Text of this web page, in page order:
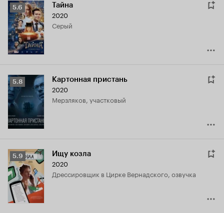
Рейтинг
Кинопоиска
5.6
5.6 Тайна
2020
Серый
Рейтинг
Кинопоиска
5.8
5.8 Картонная пристань
2020
Мерзляков, участковый
Рейтинг
Кинопоиска
5.9
5.9 Ищу козла
2020
дрессировщик в Цирке Вернадского, озвучка